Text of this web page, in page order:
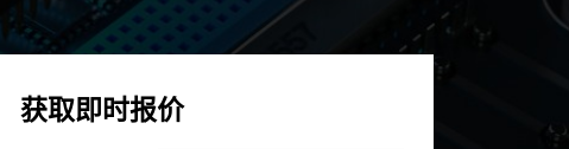
获取即时报价